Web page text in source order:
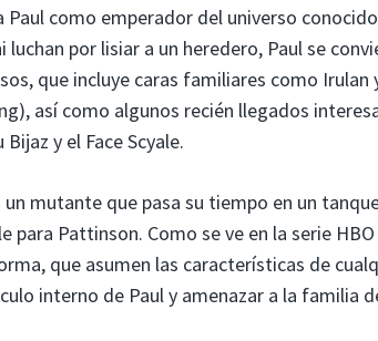
Paul como emperador del universo
luchan por lisiar a un heredero, Paul se
que incluye caras familiares como Irulan
así como algunos recién llegados
y el Face Scyale.
un mutante que pasa su tiempo en un
para Pattinson. Como se ve en la serie HBO
que asumen las características de
interno de Paul y amenazar a la familia